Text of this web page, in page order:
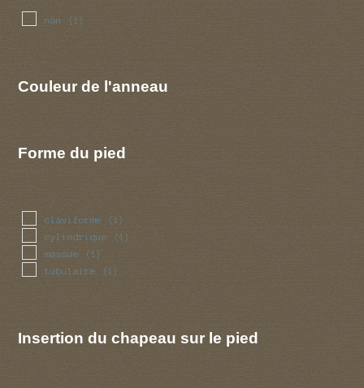
non (1)
Couleur de l'anneau
Forme du pied
claviforme (1)
cylindrique (1)
massue (1)
tubulaire (1)
Insertion du chapeau sur le pied